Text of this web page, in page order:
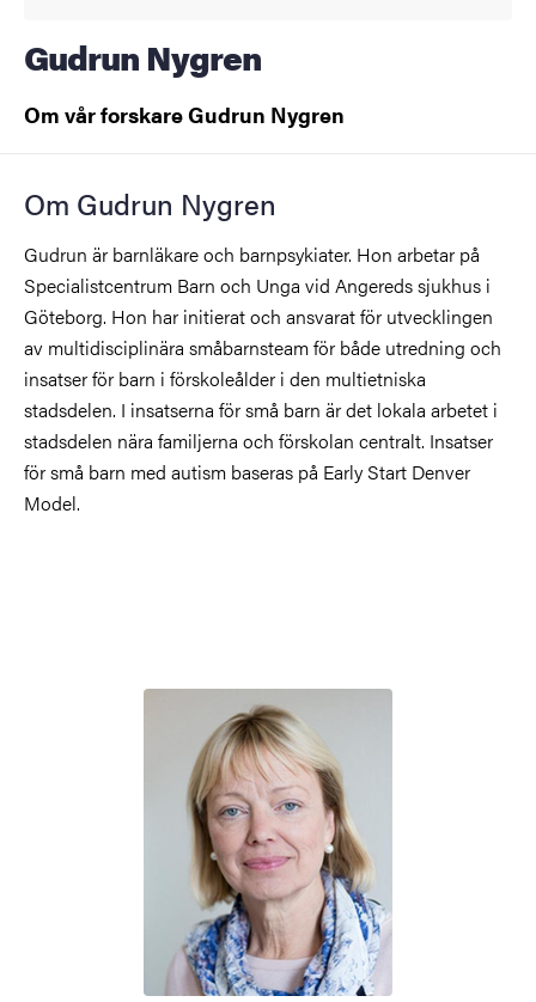
Gudrun Nygren
Om vår forskare Gudrun Nygren
Om Gudrun Nygren
Gudrun är barnläkare och barnpsykiater. Hon arbetar på
Specialistcentrum Barn och Unga vid Angereds sjukhus i
Göteborg. Hon har initierat och ansvarat för utvecklingen
av multidisciplinära småbarnsteam för både utredning och
insatser för barn i förskoleålder i den multietniska
stadsdelen. I insatserna för små barn är det lokala arbetet i
stadsdelen nära familjerna och förskolan centralt. Insatser
för små barn med autism baseras på Early Start Denver
Model.